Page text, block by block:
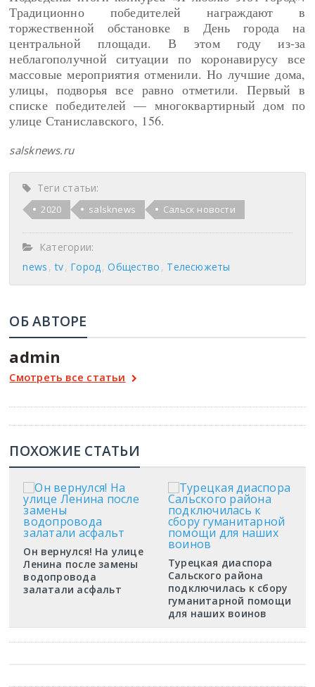
Традиционно победителей награждают в
торжественной обстановке в День города на
центральной площади. В этом году из-за
неблагополучной ситуации по коронавирусу все
массовые мероприятия отменили. Но лучшие дома,
улицы, подворья все равно отметили. Первый в
списке победителей — многоквартирный дом по
улице Станиславского, 156.
salsknews.ru
Теги статьи:
2020 salsknews Сальск новости
Категории:
news
tv Город Общество Телесюжеты
ОБ АВТОРЕ
admin
Смотреть все статьи
ПОХОЖИЕ СТАТЬИ
Он вернулся! На улице
Ленина после замены
водопровода
залатали асфальт
Турецкая диаспора
Сальского района
подключилась к сбору
гуманитарной помощи
для наших воинов